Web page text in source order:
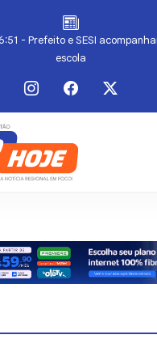
- Prefeito e SESI
escola